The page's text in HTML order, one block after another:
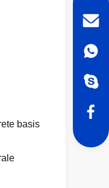
basis